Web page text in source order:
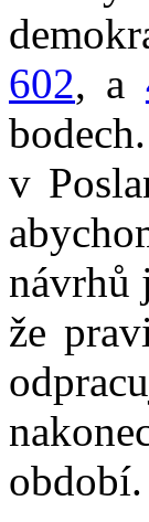
602, a
v
návrhů
že
období.